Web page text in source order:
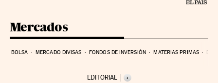
Mercados
BOLSA MERCADO DIVISAS FONDOS DE INVERSIÓN MATERIAS PRIMAS
EDITORIAL i